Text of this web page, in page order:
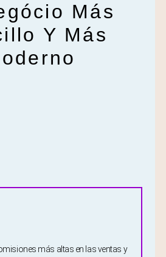
Más
Y Más
más altas en las ventas y